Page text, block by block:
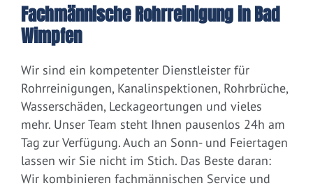
Fachmännische Rohrreinigung in Bad
Wimpfen
Wir sind ein kompetenter Dienstleister für
Rohrreinigungen, Kanalinspektionen, Rohrbrüche,
Wasserschäden, Leckageortungen und vieles
mehr. Unser Team steht Ihnen pausenlos 24h am
Tag zur Verfügung. Auch an Sonn- und Feiertagen
lassen wir Sie nicht im Stich. Das Beste daran:
Wir kombinieren fachmännischen Service und